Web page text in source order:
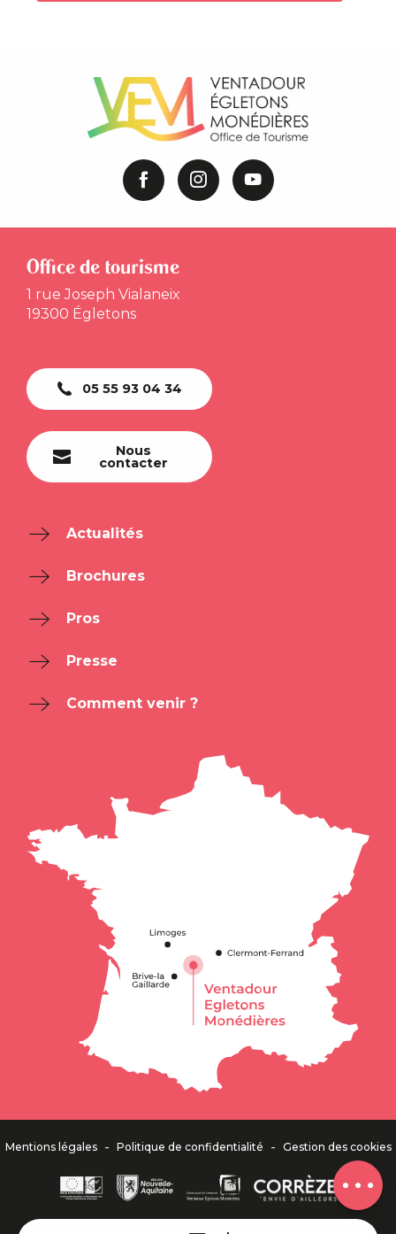
par email
Avis
Office de tourisme
1 rue Joseph Vialaneix
19300 Égletons
05 55 93 04 34
Nous
contacter
Actualités
Brochures
Pros
Presse
Comment venir ?
Mentions légales - Politique de confidentialité - Gestion des cookies